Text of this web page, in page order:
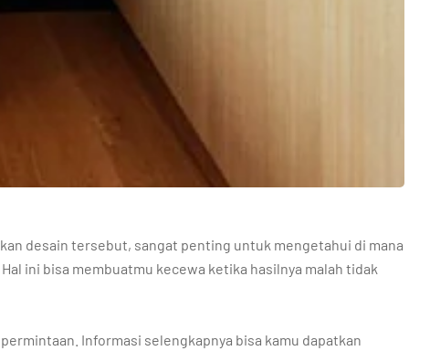
desain tersebut, sangat penting untuk mengetahui di mana
ini bisa membuatmu kecewa ketika hasilnya malah tidak
Informasi selengkapnya bisa kamu dapatkan